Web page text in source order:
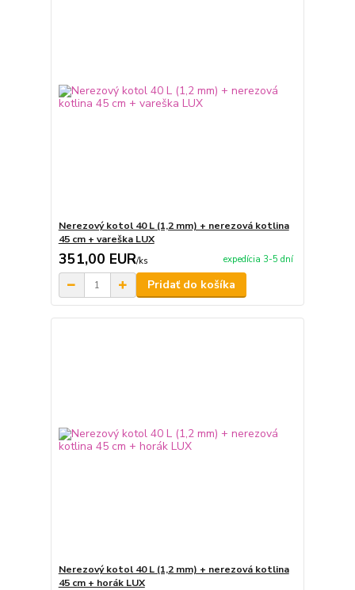
Nerezový kotol 40 L (1,2 mm) + nerezová kotlina
45 cm + vareška LUX
351,00 EUR/ks expedícia 3-5 dní
Pridať do košíka
Nerezový kotol 40 L (1,2 mm) + nerezová kotlina
45 cm + horák LUX